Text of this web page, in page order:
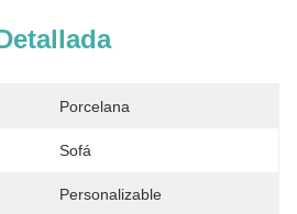
Porcelana
Sofá
Personalizable